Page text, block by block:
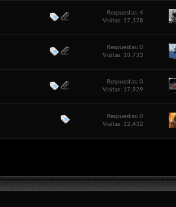
Respuestas: 4
Visitas: 17,178
Respuestas: 0
Visitas: 10,733
Respuestas: 0
Visitas: 17,929
Respuestas: 0
Visitas: 12,432